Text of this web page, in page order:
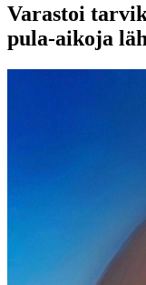
Varastoi
pula-aikoja